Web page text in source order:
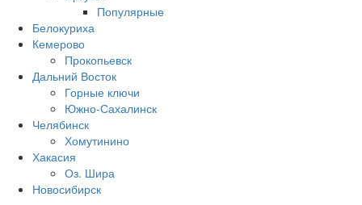
Популярные
Белокуриха
Кемерово
Прокопьевск
Дальний Восток
Горные ключи
Южно‐Сахалинск
Челябинск
Хомутинино
Хакасия
Оз. Шира
Новосибирск